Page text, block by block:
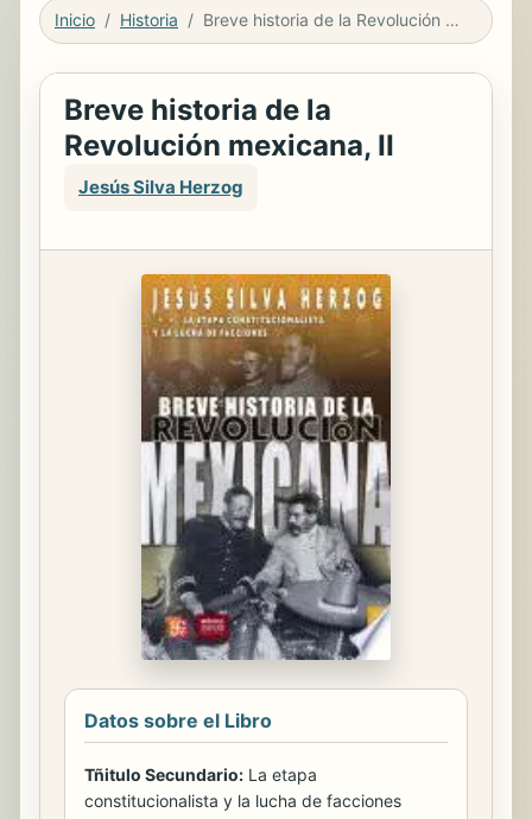
Inicio Historia Breve historia de la Revolución mexicana, II
Breve historia de la
Revolución mexicana, II
Jesús Silva Herzog
Datos sobre el Libro
Tñitulo Secundario: La etapa
constitucionalista y la lucha de facciones